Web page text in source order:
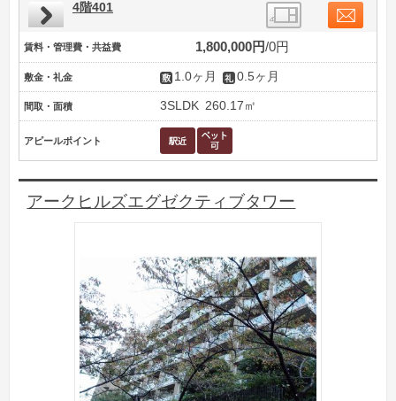
4階401
賃料・管理費・共益費 1,800,000円 0円
敷金・礼金 1.0ヶ月 0.5ヶ月
間取・面積 3SLDK 260.17㎡
アピールポイント
アークヒルズエグゼクティブタワー